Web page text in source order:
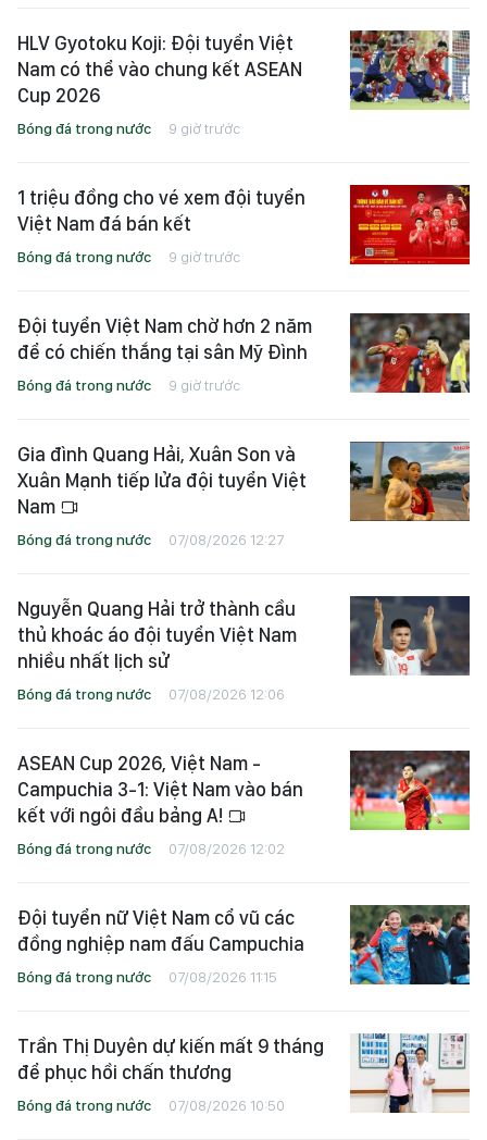
HLV Gyotoku Koji: Đội tuyển Việt
Nam có thể vào chung kết ASEAN
Cup 2026
Bóng đá trong nước 9 giờ trước
1 triệu đồng cho vé xem đội tuyển
Việt Nam đá bán kết
Bóng đá trong nước 9 giờ trước
Đội tuyển Việt Nam chờ hơn 2 năm
để có chiến thắng tại sân Mỹ Đình
Bóng đá trong nước 9 giờ trước
Gia đình Quang Hải, Xuân Son và
Xuân Mạnh tiếp lửa đội tuyển Việt
Nam
Bóng đá trong nước 07/08/2026 12:27
Nguyễn Quang Hải trở thành cầu
thủ khoác áo đội tuyển Việt Nam
nhiều nhất lịch sử
Bóng đá trong nước 07/08/2026 12:06
ASEAN Cup 2026, Việt Nam -
Campuchia 3-1: Việt Nam vào bán
kết với ngôi đầu bảng A!
Bóng đá trong nước 07/08/2026 12:02
Đội tuyển nữ Việt Nam cổ vũ các
đồng nghiệp nam đấu Campuchia
Bóng đá trong nước 07/08/2026 11:15
Trần Thị Duyên dự kiến mất 9 tháng
để phục hồi chấn thương
Bóng đá trong nước 07/08/2026 10:50